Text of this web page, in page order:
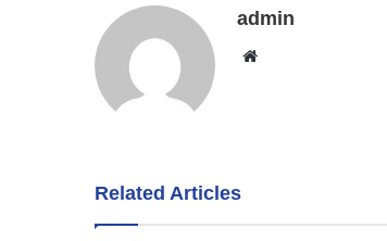
admin
Website
Related Articles